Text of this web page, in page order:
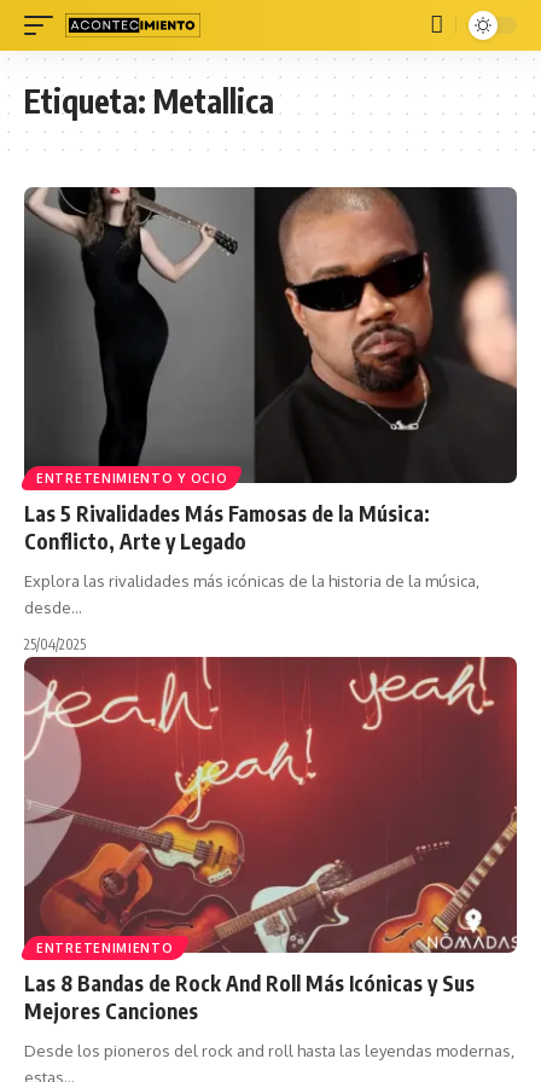
Etiqueta:Metallica
ENTRETENIMIENTO Y OCIO
Las 5 Rivalidades Más Famosas de la Música:
Conflicto, Arte y Legado
Explora las rivalidades más icónicas de la historia de la música,
desde…
25/04/2025
ENTRETENIMIENTO
Las 8 Bandas de Rock And Roll Más Icónicas y Sus
Mejores Canciones
Desde los pioneros del rock and roll hasta las leyendas modernas,
estas…